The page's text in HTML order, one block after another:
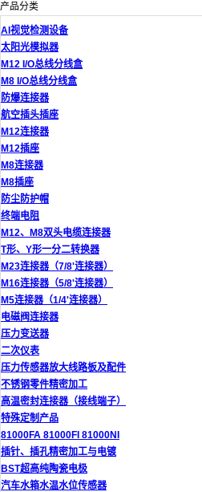
产品分类
AI视觉检测设备
太阳光模拟器
M12 I/O总线分线盒
M8 I/O总线分线盒
防爆连接器
航空插头插座
M12连接器
M12插座
M8连接器
M8插座
防尘防护帽
终端电阻
M12、M8双头电缆连接器
T形、Y形一分二转换器
M23连接器（7/8'连接器）
M16连接器（5/8'连接器）
M5连接器（1/4'连接器）
电磁阀连接器
压力变送器
二次仪表
压力传感器放大线路板及配件
不锈钢零件精密加工
高温密封连接器（接线端子）
特殊定制产品
81000FA 81000FI 81000NI
插针、插孔精密加工与电镀
BST超高纯陶瓷电极
汽车水箱水温水位传感器